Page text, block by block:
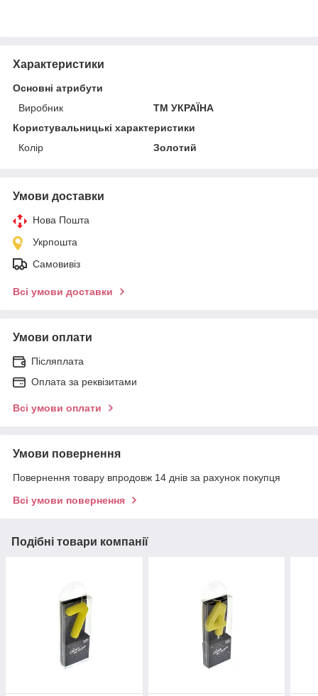
Характеристики
Основні атрибути
Виробник
ТМ УКРАЇНА
Користувальницькі характеристики
Колір
Золотий
Умови доставки
Нова Пошта
Укрпошта
Самовивіз
Всі умови доставки
Умови оплати
Післяплата
Оплата за реквізитами
Всі умови оплати
Умови повернення
Повернення товару впродовж 14 днів за рахунок покупця
Всі умови повернення
Подібні товари компанії